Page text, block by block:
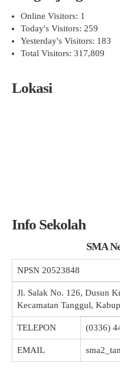
Online Visitors: 1
Today's Visitors: 259
Yesterday's Visitors: 183
Total Visitors: 317,809
Lokasi
Info Sekolah
SMA
NPSN 20523848
Jl. Salak No. 126, Dusun
Kecamatan Tanggul,
TELEPON (0336)
EMAIL